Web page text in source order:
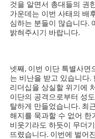
것을 알면서 총대들의 권
가운데는 이번 사태의 배
심하는 분들이 많습니다.
밝혀주시기 바랍니다.
넷째 , 이번 이단 특별사면
는 비난을 받고 있습니다.
리더십을 상실할 위기에
이단의 공격으로부터 성
탈하게 만들었습니다. 최
해지를 묵과할 수 없어 한
비웃기라도 하듯이 무더
뜨렸습니다. 이번에 벌어